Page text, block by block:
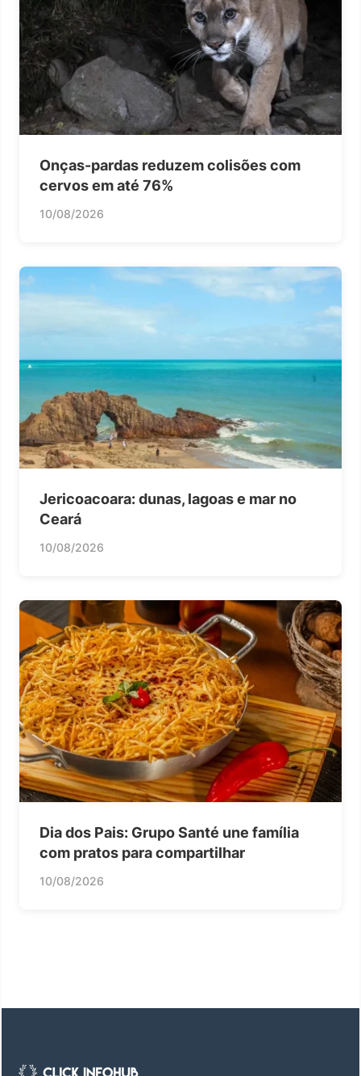
Onças-pardas reduzem colisões com
cervos em até 76%
10/08/2026
Jericoacoara: dunas, lagoas e mar no
Ceará
10/08/2026
Dia dos Pais: Grupo Santé une família
com pratos para compartilhar
10/08/2026